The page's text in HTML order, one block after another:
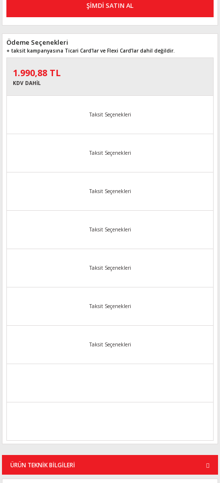
ŞİMDİ SATIN AL
Ödeme Seçenekleri
+ taksit kampanyasına Ticari Card'lar ve Flexi Card’lar dahil değildir.
1.990,88 TL
KDV DAHİL
Taksit Seçenekleri
Taksit Seçenekleri
Taksit Seçenekleri
Taksit Seçenekleri
Taksit Seçenekleri
Taksit Seçenekleri
Taksit Seçenekleri
ÜRÜN TEKNİK BİLGİLERİ